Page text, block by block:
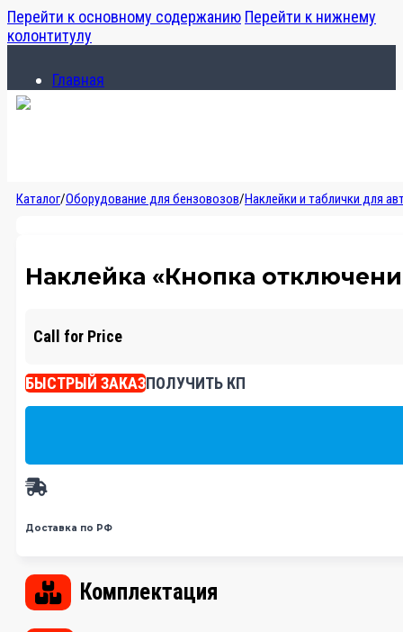
Перейти к основному содержанию Перейти к нижнему
колонтитулу
Главная
Каталог
Каталог/Оборудование для бензовозов/Наклейки и таблички для
Наклейка «Кнопка
Call for Price
БЫСТРЫЙ ЗАКАЗПОЛУЧИТЬ КП
Доставка по РФ
Комплектация